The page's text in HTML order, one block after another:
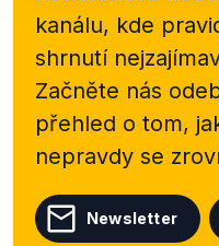
kanálu, kde
shrnutí
Začněte nás
přehled o tom,
nepravdy se
Newsletter